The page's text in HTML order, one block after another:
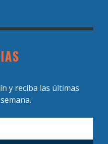
y reciba las últimas